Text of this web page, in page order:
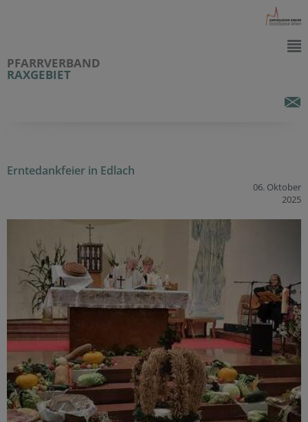
PFARRVERBAND
RAXGEBIET
Erntedankfeier in Edlach
06. Oktober
2025